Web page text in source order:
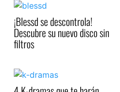
¡Blessd se descontrola!
Descubre su nuevo disco sin
filtros